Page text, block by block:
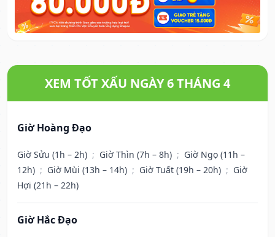
XEM TỐT XẤU NGÀY 6 THÁNG 4
Giờ Hoàng Đạo
Giờ Sửu (1h – 2h) ; Giờ Thìn (7h – 8h) ; Giờ Ngọ (11h –
12h) ; Giờ Mùi (13h – 14h) ; Giờ Tuất (19h – 20h) ; Giờ
Hợi (21h – 22h)
Giờ Hắc Đạo